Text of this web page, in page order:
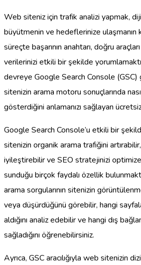
Web siteniz için trafik analizi yapmak,
büyütmenin ve hedeflerinize ulaşmanın
süreçte başarının anahtarı, doğru
verilerinizi etkili bir şekilde
devreye Google Search Console (GSC)
sitenizin arama motoru sonuçlarında
gösterdiğini anlamanızı sağlayan
Google Search Console’u etkili bir
sitenizin organik arama trafiğini artırabilir,
iyileştirebilir ve SEO stratejinizi optimize
sunduğu birçok faydalı özellik
arama sorgularının sitenizin görüntülenme
veya düşürdüğünü görebilir, hangi
aldığını analiz edebilir ve hangi dış
sağladığını öğrenebilirsiniz.
Ayrıca, GSC aracılığıyla web sitenizin